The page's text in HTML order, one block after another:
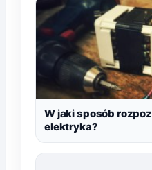
W jaki sposób
elektryka?